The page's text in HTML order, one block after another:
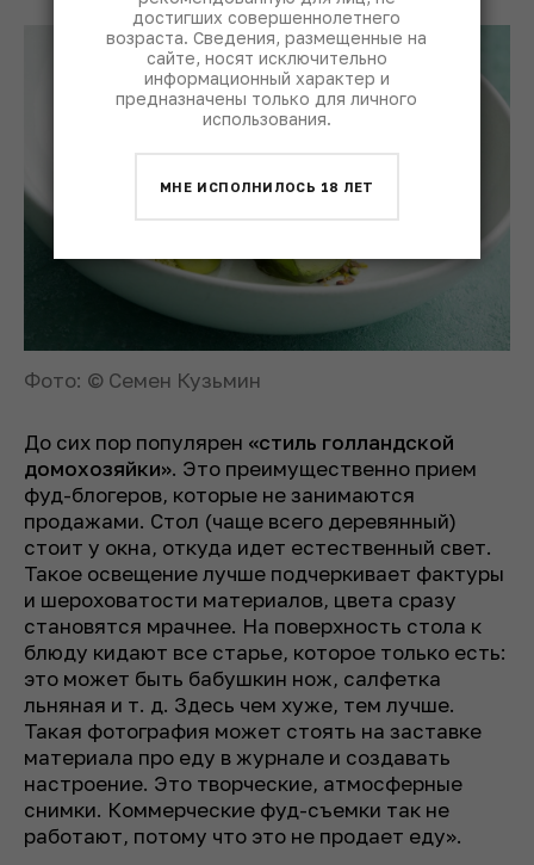
Фото: © Семен Кузьмин
До сих пор популярен «стиль голландской
домохозяйки». Это преимущественно прием
фуд-блогеров, которые не занимаются
продажами. Стол (чаще всего деревянный)
стоит у окна, откуда идет естественный свет.
Такое освещение лучше подчеркивает фактуры
и шероховатости материалов, цвета сразу
становятся мрачнее. На поверхность стола к
блюду кидают все старье, которое только есть:
это может быть бабушкин нож, салфетка
льняная и т. д. Здесь чем хуже, тем лучше.
Такая фотография может стоять на заставке
материала про еду в журнале и создавать
настроение. Это творческие, атмосферные
снимки. Коммерческие фуд-съемки так не
работают, потому что это не продает еду».
достигших совершеннолетнего
возраста. Сведения, размещенные на
сайте, носят исключительно
информационный характер и
предназначены только для личного
использования.
МНЕ ИСПОЛНИЛОСЬ 18 ЛЕТ